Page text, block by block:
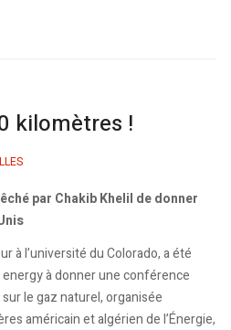
kilomètres !
par Chakib Khelil de donner
à l’université du Colorado, a été
à donner une conférence
le gaz naturel, organisée
américain et algérien de l’Énergie,